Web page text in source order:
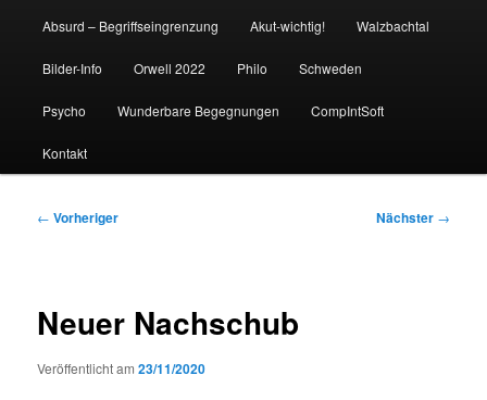
Absurd – Begriffseingrenzung Akut-wichtig! Walzbachtal
Bilder-Info Orwell 2022 Philo Schweden
Psycho Wunderbare Begegnungen CompIntSoft
Kontakt
Beitragsnavigation
← Vorheriger Nächster →
Neuer Nachschub
Veröffentlicht am23/11/2020